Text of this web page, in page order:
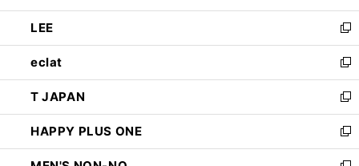
開
く
ウ
で
開
く
ン
ド
ウ
で
開
く
ウ
ィ
ン
ド
ウ
で
開
く
し
い
ウ
ィ
ン
ド
ウ
で
開
LEE
新
し
い
ウ
ィ
ン
ド
ウ
eclat
新
し
い
ウ
ィ
ン
T JAPAN
新
し
い
ウ
HAPPY PLUS ONE
新
し